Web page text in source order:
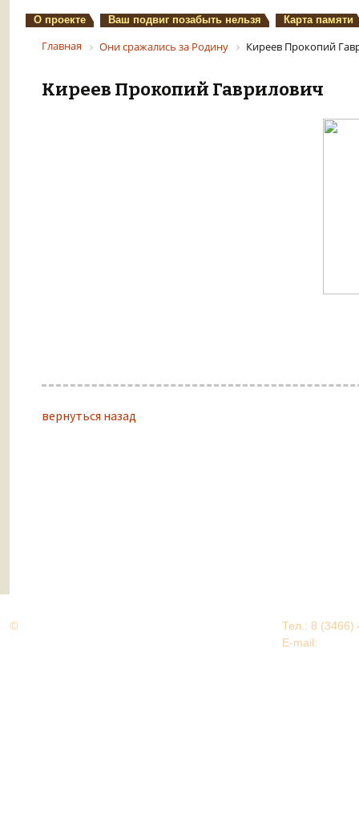
О проекте Ваш подвиг позабыть нельзя Карта памяти
Главная Они сражались за Родину Киреев Прокопий
Киреев Прокопий Гаврилович
вернуться назад
©
Тел.: 8 (3466)
E-mail: